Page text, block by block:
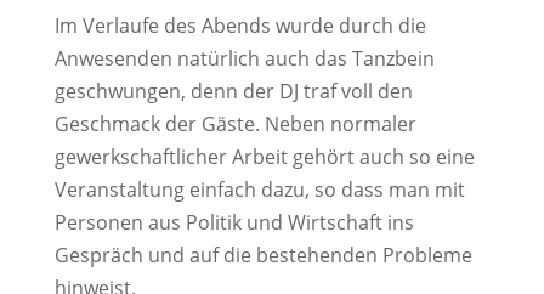
Im Verlaufe des Abends wurde durch die
Anwesenden natürlich auch das Tanzbein
geschwungen, denn der DJ traf voll den
Geschmack der Gäste. Neben normaler
gewerkschaftlicher Arbeit gehört auch so eine
Veranstaltung einfach dazu, so dass man mit
Personen aus Politik und Wirtschaft ins
Gespräch und auf die bestehenden Probleme
hinweist.